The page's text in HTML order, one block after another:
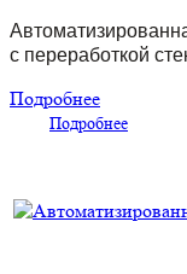
с переработкой
Подробнее
Подробнее